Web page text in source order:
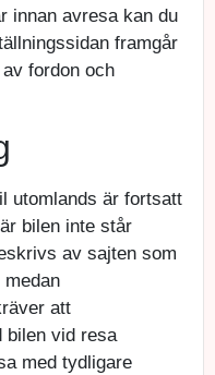
innan avresa kan du
framgår
fordon och
utomlands är fortsatt
bilen inte står
av sajten som
att
bilen vid resa
med tydligare